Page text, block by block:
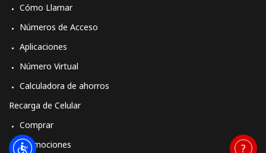
Continuar con
Cómo Llamar
Números de Acceso
Aplicaciones
Número Virtual
Calculadora de ahorros
Recarga de Celular
Comprar
Promociones